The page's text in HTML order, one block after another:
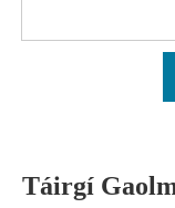
Táirgí